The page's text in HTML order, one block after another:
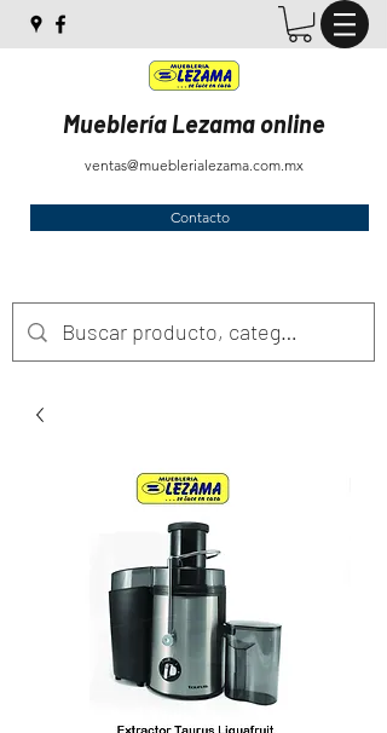
Mueblería Lezama online
ventas@mueblerialezama.com.mx
Contacto